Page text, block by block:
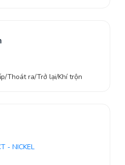
Thoát ra/Trở lại/Khí trộn
- NICKEL